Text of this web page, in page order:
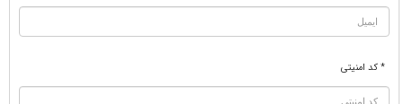
* کد امنیتی